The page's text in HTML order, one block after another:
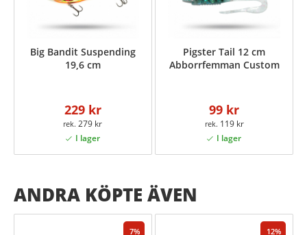
Big Bandit Suspending
19,6 cm
229 kr
279 kr
Pigster Tail 12 cm
Abborrfemman Custom
99 kr
119 kr
ANDRA KÖPTE ÄVEN
7 12